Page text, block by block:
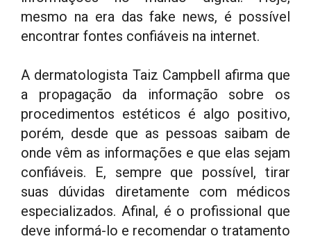
mesmo na era das fake news, é possível
encontrar fontes confiáveis na internet.
A dermatologista Taiz Campbell afirma que
a propagação da informação sobre os
procedimentos estéticos é algo positivo,
porém, desde que as pessoas saibam de
onde vêm as informações e que elas sejam
confiáveis. E, sempre que possível, tirar
suas dúvidas diretamente com médicos
especializados. Afinal, é o profissional que
deve informá-lo e recomendar o tratamento